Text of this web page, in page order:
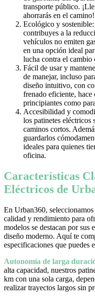
transporte público.
ahorrarás en el camino!
Ecológico y
contribuyes a la
vehículos no emiten
en una opción ideal
lucha contra el cambio
Fácil de usar y
de manejar, incluso
diseño intuitivo, con
frenado eficiente, hace
principiantes como
Accesibilidad y
los patinetes eléctricos
caminos cortos.
guardarlos
ideales para quienes
oficina.
Características
Eléctricos de
En Urban360,
calidad y rendimiento para
modelos se destacan por sus
diseño moderno. Aquí te
especificaciones que puedes
Autonomía de larga
alta capacidad, nuestros
km con una sola carga,
realizar trayectos largos sin